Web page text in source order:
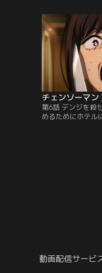
に呼び出されたデ
されてしまう。
語り掛けるものが
チャンネル】
チェンソーマ
第6話 デンジを殺
めるためにホテル
動画配信サービ